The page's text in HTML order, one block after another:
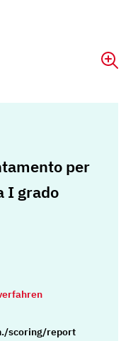
per
I grado
scoring/report